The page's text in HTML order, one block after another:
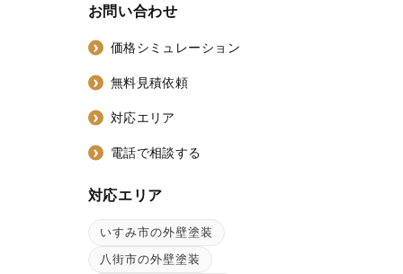
お問い合わせ
価格シミュレーション
無料見積依頼
対応エリア
電話で相談する
対応エリア
いすみ市の外壁塗装
八街市の外壁塗装